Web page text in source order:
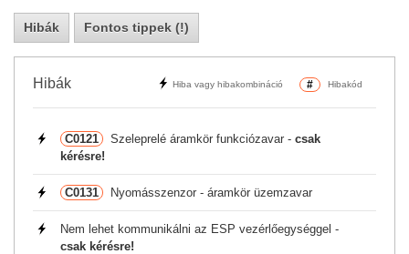
Hibák Fontos tippek (!)
Hibák Hiba vagy hibakombináció # Hibakód
C0121 Szeleprelé áramkör funkciózavar - csak
kérésre!
C0131 Nyomásszenzor - áramkör üzemzavar
Nem lehet kommunikálni az ESP vezérlőegységgel -
csak kérésre!